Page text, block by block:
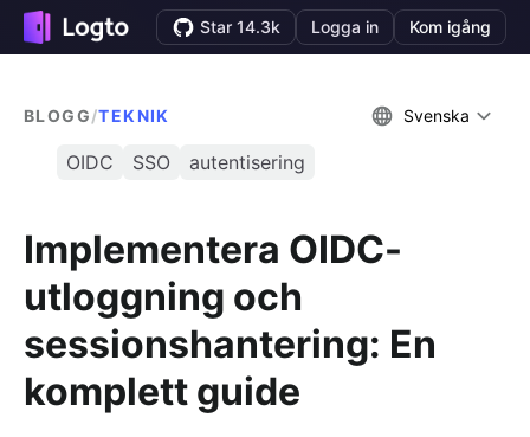
Star 14.3k Logga in Kom igång
BLOGG/TEKNIK Svenska
OIDC SSO autentisering
Implementera OIDC-
utloggning och
sessionshantering: En
komplett guide